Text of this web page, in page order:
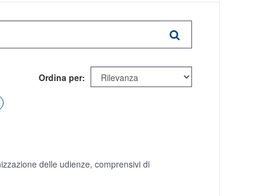
Ordina per
delle udienze, comprensivi di